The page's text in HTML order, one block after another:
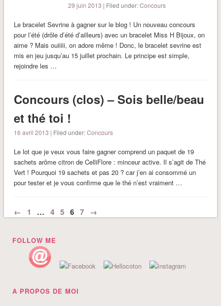
29 juin 2013 | Filed under:Concours
Le bracelet Sevrine à gagner sur le blog ! Un nouveau concours
pour l’été (drôle d’été d’ailleurs) avec un bracelet Miss H Bijoux, on
aime ? Mais ouiiiii, on adore même ! Donc, le bracelet sevrine est
mis en jeu jusqu’au 15 juillet prochain. Le principe est simple,
rejoindre les …
Concours (clos) – Sois belle/beau
et thé toi !
16 avril 2013 | Filed under:Concours
Le lot que je veux vous faire gagner comprend un paquet de 19
sachets arôme citron de CelliFlore : minceur active. Il s’agit de Thé
Vert ! Pourquoi 19 sachets et pas 20 ? car j’en ai consommé un
pour tester et je vous confirme que le thé n’est vraiment …
← 1 … 4 5 6 7 →
FOLLOW ME
A PROPOS DE MOI